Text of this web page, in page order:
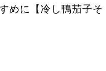
めに【冷し鴨茄子そ